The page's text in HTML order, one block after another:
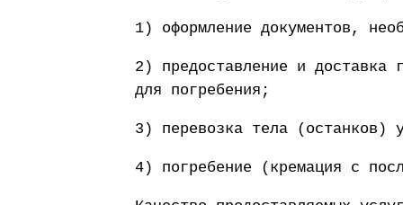
1) оформление документов,
2) предоставление и доставка
для погребения;
3) перевозка тела (останков)
4) погребение (кремация с